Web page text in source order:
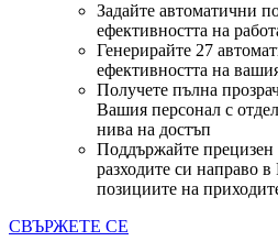
Задайте автоматични
ефективността на
Генерирайте 27
ефективността на
Получете пълна
Вашия персонал с
нива на достъп
Поддържайте прецизен
разходите си направо в
позициите на
СВЪРЖЕТЕ СЕ